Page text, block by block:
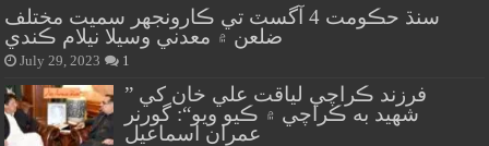
سنڌ حڪومت 4 آگسٽ تي ڪارونجهر سميت مختلف
ضلعن ۾ معدني وسيلا نيلام ڪندي
July 29, 2023 1
” فرزند ڪراچي لياقت علي خان کي
شهيد به ڪراچي ۾ ڪيو ويو“: گورنر
عمران اسماعيل